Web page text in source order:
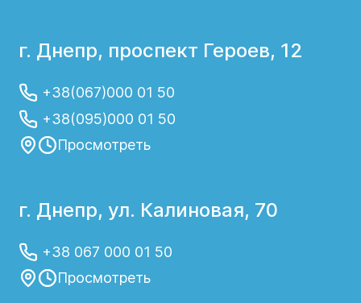
г. Днепр, проспект Героев, 12
+38(067)000 01 50
+38(095)000 01 50
Просмотреть
г. Днепр, ул. Калиновая, 70
+38 067 000 01 50
Просмотреть